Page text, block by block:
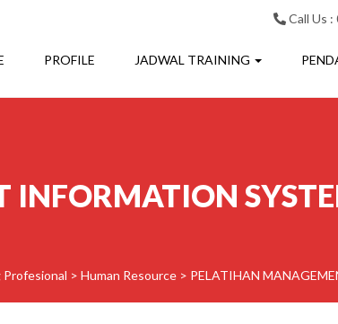
Call Us :
PROFILE JADWAL TRAINING
INFORMATION
Profesional > Human Resource > PELATIHAN